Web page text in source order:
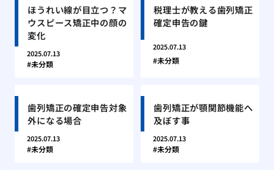
ほうれい線が目立つ？マ
ウスピース矯正中の顔の
変化
2025.07.13
未分類
税理士が教える歯列矯正
確定申告の鍵
2025.07.13
未分類
歯列矯正の確定申告対象
外になる場合
2025.07.13
未分類
歯列矯正が顎関節機能へ
及ぼす事
2025.07.13
未分類